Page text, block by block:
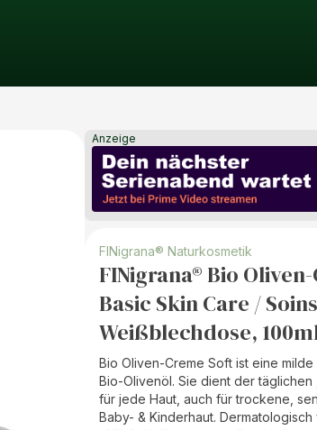
Anzeige
FINigrana® Naturkosmetik
FINigrana® Bio
Basic Skin Care /
Weißblechdose,
Bio Oliven-Creme Soft ist eine
Bio-Olivenöl. Sie dient der täglichen
für jede Haut, auch für trockene,
Baby- & Kinderhaut.